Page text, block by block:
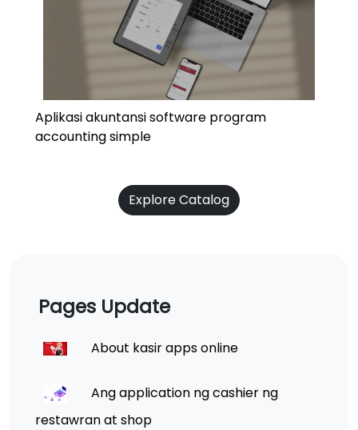
Aplikasi akuntansi software program
accounting simple
Explore Catalog
Pages Update
About kasir apps online
Ang application ng cashier ng
restawran at shop